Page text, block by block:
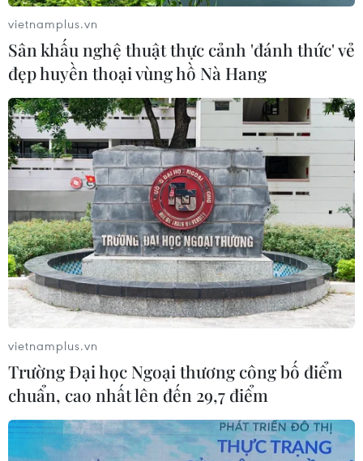
Bayern Munich thắng hủy diệt 4-0 trước
Borussia Dortmund
09/11/2019 23:57
Robert Lewandowski tiếp tục thăng hoa để giúp Bayern
Munich giành chiến thắng hủy diệt 4-0 trước Borussia
Dortmund ở trận kinh điển Đức.
vietnamplus.vn
Sân khấu nghệ thuật thực cảnh 'đánh thức' vẻ
đẹp huyền thoại vùng hồ Nà Hang
vietnamplus.vn
Trường Đại học Ngoại thương công bố điểm
chuẩn, cao nhất lên đến 29,7 điểm